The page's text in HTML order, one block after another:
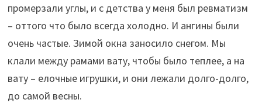
промерзали углы, и с детства у меня был ревматизм
– оттого что было всегда холодно. И ангины были
очень частые. Зимой окна заносило снегом. Мы
клали между рамами вату, чтобы было теплее, а на
вату – елочные игрушки, и они лежали долго-долго,
до самой весны.